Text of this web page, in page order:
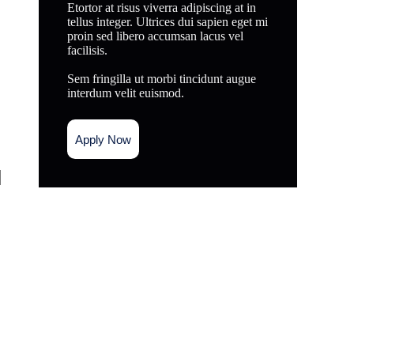
Etortor at risus viverra adipiscing at in
tellus integer. Ultrices dui sapien eget mi
proin sed libero accumsan lacus vel
facilisis.
Sem fringilla ut morbi tincidunt augue
interdum velit euismod.
Apply Now